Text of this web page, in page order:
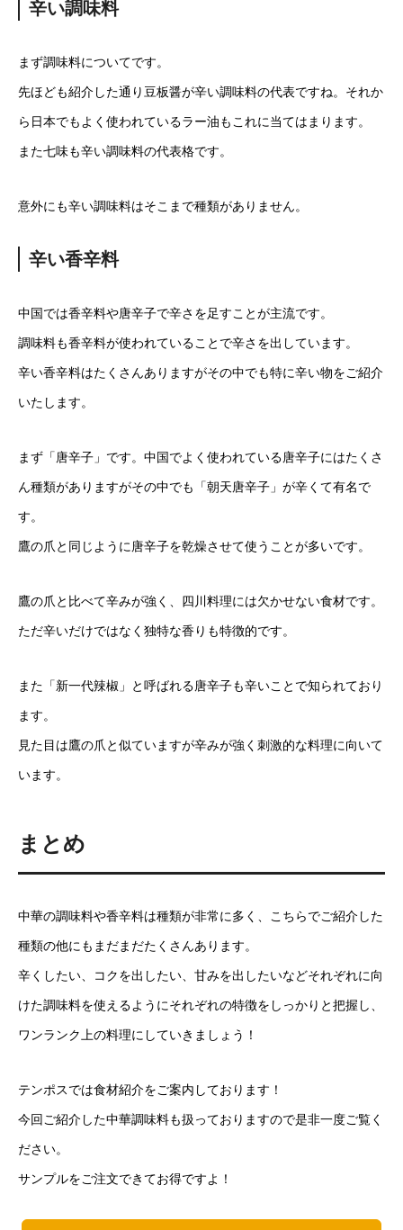
辛い調味料
まず調味料についてです。
先ほども紹介した通り豆板醤が辛い調味料の代表ですね。それか
ら日本でもよく使われているラー油もこれに当てはまります。
また七味も辛い調味料の代表格です。
意外にも辛い調味料はそこまで種類がありません。
辛い香辛料
中国では香辛料や唐辛子で辛さを足すことが主流です。
調味料も香辛料が使われていることで辛さを出しています。
辛い香辛料はたくさんありますがその中でも特に辛い物をご紹介
いたします。
まず「唐辛子」です。中国でよく使われている唐辛子にはたくさ
ん種類がありますがその中でも「朝天唐辛子」が辛くて有名で
す。
鷹の爪と同じように唐辛子を乾燥させて使うことが多いです。
鷹の爪と比べて辛みが強く、四川料理には欠かせない食材です。
ただ辛いだけではなく独特な香りも特徴的です。
また「新一代辣椒」と呼ばれる唐辛子も辛いことで知られており
ます。
見た目は鷹の爪と似ていますが辛みが強く刺激的な料理に向いて
います。
まとめ
中華の調味料や香辛料は種類が非常に多く、こちらでご紹介した
種類の他にもまだまだたくさんあります。
辛くしたい、コクを出したい、甘みを出したいなどそれぞれに向
けた調味料を使えるようにそれぞれの特徴をしっかりと把握し、
ワンランク上の料理にしていきましょう！
テンポスでは食材紹介をご案内しております！
今回ご紹介した中華調味料も扱っておりますので是非一度ご覧く
ださい。
サンプルをご注文できてお得ですよ！